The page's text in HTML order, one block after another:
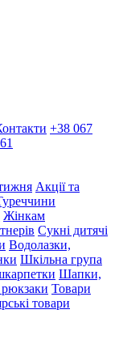
+38 067
Акції та
Жінкам
Сукні дитячі
Водолазки,
Шкільна група
Шапки,
Товари
товари